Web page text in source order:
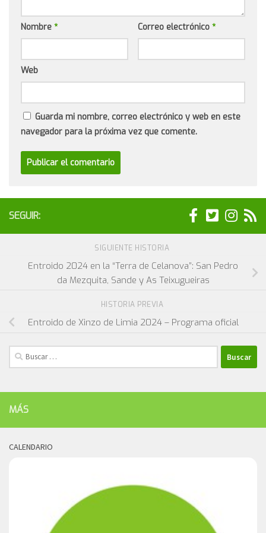
Nombre * Correo electrónico *
Web
Guarda mi nombre, correo electrónico y web en este
navegador para la próxima vez que comente.
SEGUIR:
SIGUIENTE HISTORIA
Entroido 2024 en la “Terra de Celanova”: San Pedro
da Mezquita, Sande y As Teixugueiras
HISTORIA PREVIA
Entroido de Xinzo de Limia 2024 – Programa oficial
Buscar:
MÁS
CALENDARIO